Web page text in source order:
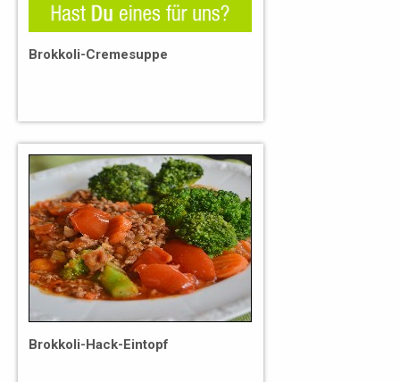
Brokkoli-Cremesuppe
Brokkoli-Hack-Eintopf